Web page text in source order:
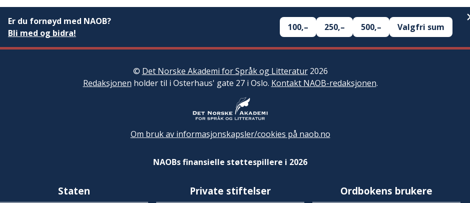
Er du fornøyd med NAOB?
Bli med og bidra!
100,– 250,– 500,– Valgfri sum
© Det Norske Akademi for Språk og Litteratur2026
Redaksjonen holder til i Osterhaus' gate 27 i Oslo. Kontakt NAOB-redaksjonen.
Om bruk av informasjonskapsler/cookies på naob.no
NAOBs finansielle støttespillere i 2026
Staten Private stiftelser Ordbokens brukere